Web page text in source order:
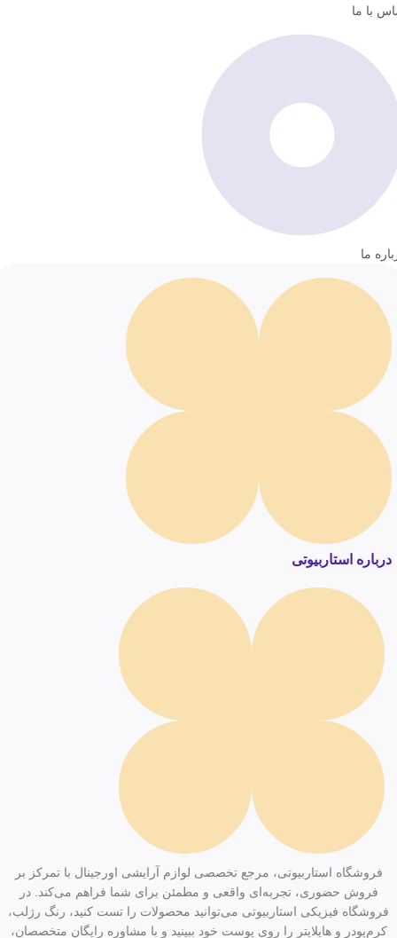
با ما
ما
درباره استاربیوتی
فروشگاه استاربیوتی، مرجع تخصصی لوازم آرایشی اورجینال با تمرکز بر
فروش حضوری، تجربه‌ای واقعی و مطمئن برای شما فراهم می‌کند. در
فروشگاه فیزیکی استاربیوتی می‌توانید محصولات را تست کنید، رنگ رژلب،
کرم‌پودر و هایلایتر را روی پوست خود ببینید و با مشاوره رایگان متخصصان،